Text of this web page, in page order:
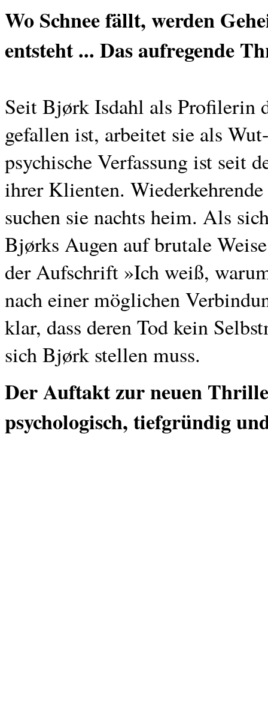
Wo Schnee fällt, werden
entsteht ... Das aufregende
Seit Bjørk Isdahl als Profilerin
gefallen ist, arbeitet sie als
psychische Verfassung ist seit
ihrer Klienten.
suchen sie nachts heim. Als
Bjørks Augen auf brutale
der Aufschrift »Ich weiß,
nach einer möglichen
klar, dass deren Tod kein
sich Bjørk stellen muss.
Der Auftakt zur neuen
psychologisch, tiefgründig